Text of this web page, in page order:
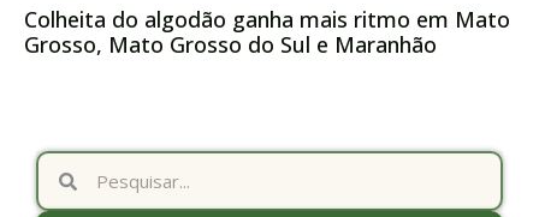
Colheita do algodão ganha mais ritmo em Mato
Grosso, Mato Grosso do Sul e Maranhão